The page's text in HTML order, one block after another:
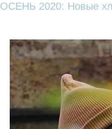
ОСЕНЬ 2020: Новые